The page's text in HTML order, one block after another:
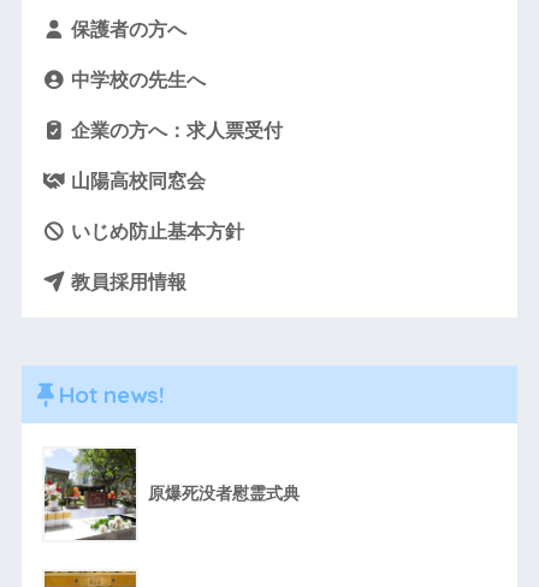
保護者の方へ
中学校の先生へ
企業の方へ：求人票受付
山陽高校同窓会
いじめ防止基本方針
教員採用情報
Hot news!
原爆死没者慰霊式典